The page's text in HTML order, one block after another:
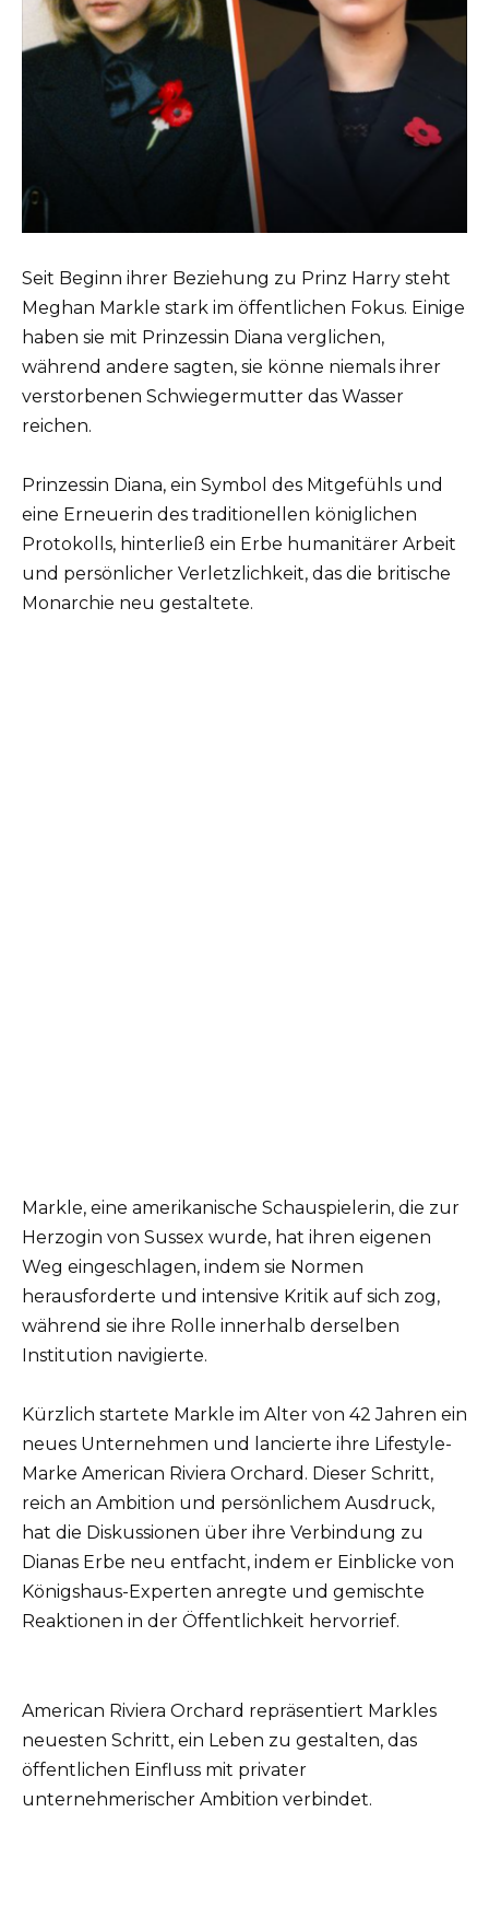
Seit Beginn ihrer Beziehung zu Prinz Harry steht
Meghan Markle stark im öffentlichen Fokus. Einige
haben sie mit Prinzessin Diana verglichen,
während andere sagten, sie könne niemals ihrer
verstorbenen Schwiegermutter das Wasser
reichen.
Prinzessin Diana, ein Symbol des Mitgefühls und
eine Erneuerin des traditionellen königlichen
Protokolls, hinterließ ein Erbe humanitärer Arbeit
und persönlicher Verletzlichkeit, das die britische
Monarchie neu gestaltete.
Markle, eine amerikanische Schauspielerin, die zur
Herzogin von Sussex wurde, hat ihren eigenen
Weg eingeschlagen, indem sie Normen
herausforderte und intensive Kritik auf sich zog,
während sie ihre Rolle innerhalb derselben
Institution navigierte.
Kürzlich startete Markle im Alter von 42 Jahren ein
neues Unternehmen und lancierte ihre Lifestyle-
Marke American Riviera Orchard. Dieser Schritt,
reich an Ambition und persönlichem Ausdruck,
hat die Diskussionen über ihre Verbindung zu
Dianas Erbe neu entfacht, indem er Einblicke von
Königshaus-Experten anregte und gemischte
Reaktionen in der Öffentlichkeit hervorrief.
American Riviera Orchard repräsentiert Markles
neuesten Schritt, ein Leben zu gestalten, das
öffentlichen Einfluss mit privater
unternehmerischer Ambition verbindet.